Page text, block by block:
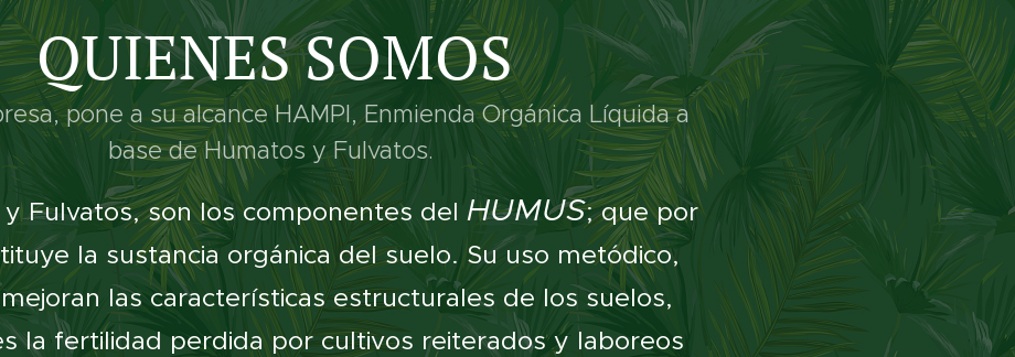
QUIENES SOMOS
pone a su alcance HAMPI, Enmienda Orgánica Líquida a
base de Humatos y Fulvatos.
Fulvatos, son los componentes del HUMUS; que por
la sustancia orgánica del suelo. Su uso metódico,
las características estructurales de los suelos,
la fertilidad perdida por cultivos reiterados y laboreos